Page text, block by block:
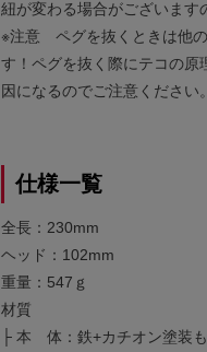
紐が変わる場合がございます
※注意 ペグを抜くときは他の
す！ペグを抜く際にテコの原
因になるのでご注意ください。
仕様一覧
全長：230mm
ヘッド：102mm
重量：547ｇ
材質
├ 本 体：鉄+カチオン塗装